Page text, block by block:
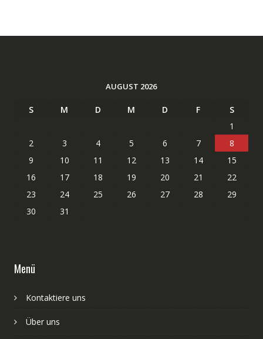
AUGUST 2026
S M D M D F
S
1
2
3 4 5 6 7
8
9
10 11 12 13 14
15
16
17 18 19 20 21
22
23
24 25 26 27 28
29
30
31
Menü
Kontaktiere uns
Über uns